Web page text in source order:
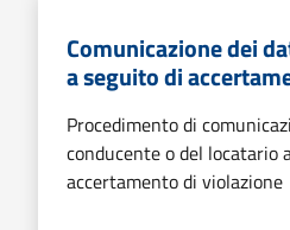
Comunicazione dei
a seguito di
Procedimento di
conducente o del locatario
accertamento di violazione